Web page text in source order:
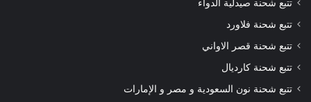
تتبع شحنة صيدلية الدواء
تتبع شحنة فلاورد
تتبع شحنة قصر الاواني
تتبع شحنة كارديال
تتبع شحنة نون السعودية و مصر و الإمارات